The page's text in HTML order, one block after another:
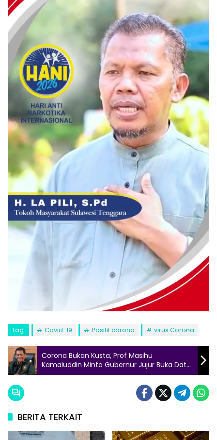
Tag: Covid-19 Positif corona virus Corona
Corona Bukan Kusta, Prof Masihu
Kamaluddin Minta Gubernur Jujur Buka Data
Korban COVID-19
BERITA TERKAIT